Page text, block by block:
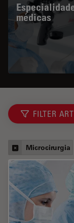
médicas
FILTER
Microcirurgia